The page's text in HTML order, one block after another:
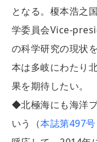
となる。榎本浩之
学委員会Vice-
の科学研究の現状
本は多岐にわたり
果を期待したい。
◆北極海にも海洋
いう（本誌第497号